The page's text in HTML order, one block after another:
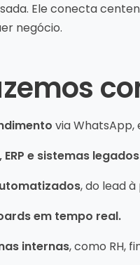
Ele conecta
negócio.
via WhatsApp,
e sistemas
, do lead
em tempo real.
internas, como RH,